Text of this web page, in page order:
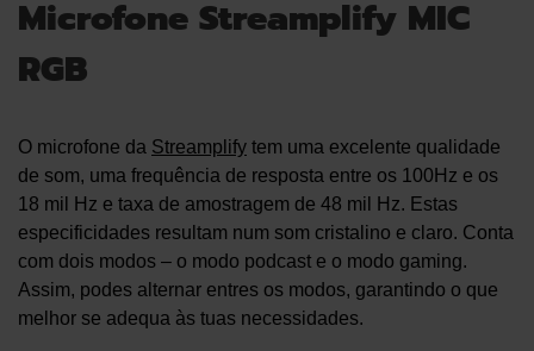
Microfone Streamplify MIC
RGB
O microfone da Streamplify tem uma excelente qualidade
de som, uma frequência de resposta entre os 100Hz e os
18 mil Hz e taxa de amostragem de 48 mil Hz. Estas
especificidades resultam num som cristalino e claro. Conta
com dois modos – o modo podcast e o modo gaming.
Assim, podes alternar entres os modos, garantindo o que
melhor se adequa às tuas necessidades.